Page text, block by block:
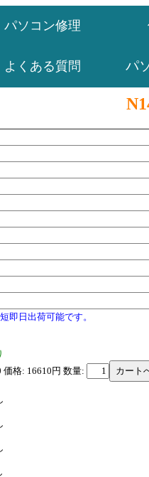
パソコン修理
よくある質問 パ
即日出荷可能です。
価格: 16610円 数量: